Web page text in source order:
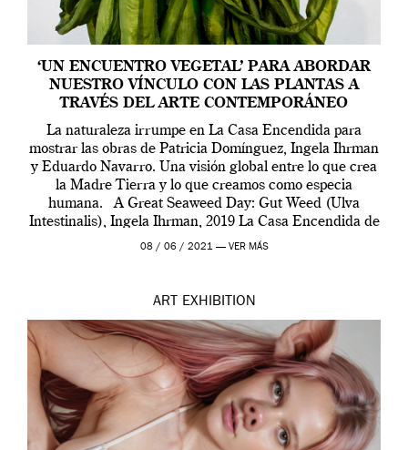
‘UN ENCUENTRO VEGETAL’ PARA ABORDAR
NUESTRO VÍNCULO CON LAS PLANTAS A
TRAVÉS DEL ARTE CONTEMPORÁNEO
La naturaleza irrumpe en La Casa Encendida para
mostrar las obras de Patricia Domínguez, Ingela Ihrman
y Eduardo Navarro. Una visión global entre lo que crea
la Madre Tierra y lo que creamos como especia
humana. A Great Seaweed Day: Gut Weed (Ulva
Intestinalis), Ingela Ihrman, 2019 La Casa Encendida de
Madrid y la Wellcome […]
08 / 06 / 2021 — VER MÁS
ART EXHIBITION